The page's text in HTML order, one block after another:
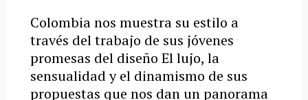
Colombia nos muestra su estilo a
través del trabajo de sus jóvenes
promesas del diseño El lujo, la
sensualidad y el dinamismo de sus
propuestas que nos dan un panorama